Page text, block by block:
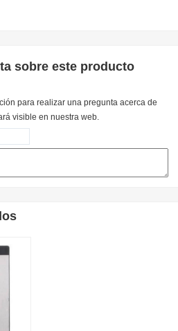
sobre este producto
para realizar una pregunta acerca de
visible en nuestra web.